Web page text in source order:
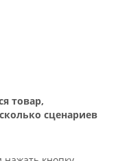
товар,
сценариев